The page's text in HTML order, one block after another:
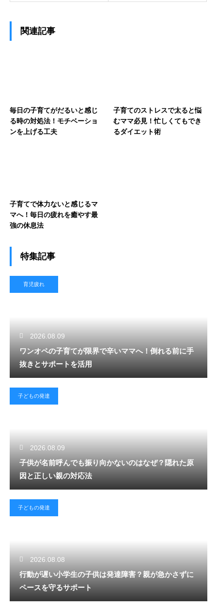
関連記事
毎日の子育てがだるいと感じ
る時の対処法！モチベーショ
ンを上げる工夫
子育てのストレスで太ると悩
むママ必見！忙しくてもでき
るダイエット術
子育てで体力ないと感じるマ
マへ！毎日の疲れを癒やす最
強の休息法
特集記事
育児疲れ
2026.08.09
ワンオペの子育てが限界で辛いママへ！倒れる前に手
抜きとサポートを活用
子どもの発達
2026.08.09
子供が名前呼んでも振り向かないのはなぜ？隠れた原
因と正しい親の対応法
子どもの発達
2026.08.08
行動が遅い小学生の子供は発達障害？親が急かさずに
ペースを守るサポート